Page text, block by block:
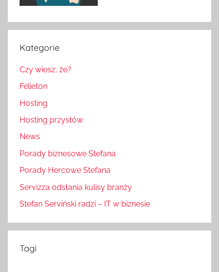
Kategorie
Czy wiesz, że?
Felieton
Hosting
Hosting przysłów
News
Porady biznesowe Stefana
Porady Hercowe Stefana
Servizza odsłania kulisy branży
Stefan Serviński radzi – IT w biznesie
Tagi